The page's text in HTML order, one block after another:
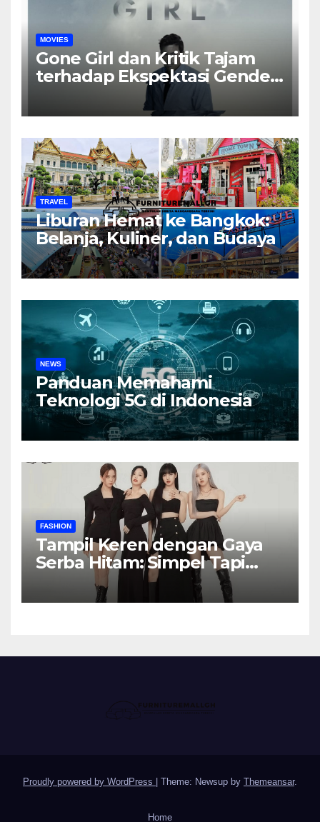
MOVIES
Gone Girl dan Kritik Tajam
terhadap Ekspektasi Gender
dalam Rumah Tangga
TRAVEL
Liburan Hemat ke Bangkok:
Belanja, Kuliner, dan Budaya
NEWS
Panduan Memahami
Teknologi 5G di Indonesia
FASHION
Tampil Keren dengan Gaya
Serba Hitam: Simpel Tapi
Proudly powered by WordPress | Theme: Newsup by Themeansar.
Home